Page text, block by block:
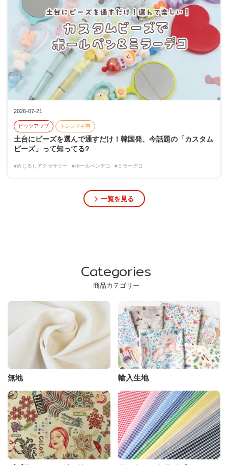
2026-07-21
ピックアップ トレンド手芸
土台にビーズを選んで通すだけ！韓国発、今話題の「カスタム
ビーズ」って知ってる?
#めじるしアクセサリー #ボールペンデコ #ミラーデコ
一覧を見る
Categories
商品カテゴリー
無地 輸入生地